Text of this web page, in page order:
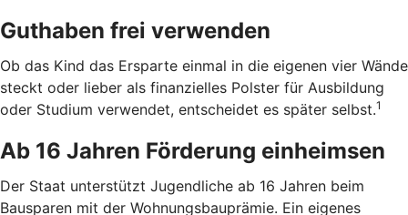
Guthaben frei verwenden
Ob das Kind das Ersparte einmal in die eigenen vier Wände
steckt oder lieber als finanzielles Polster für Ausbildung
oder Studium verwendet, entscheidet es später selbst.1
Ab 16 Jahren Förderung einheimsen
Der Staat unterstützt Jugendliche ab 16 Jahren beim
Bausparen mit der Wohnungsbauprämie. Ein eigenes